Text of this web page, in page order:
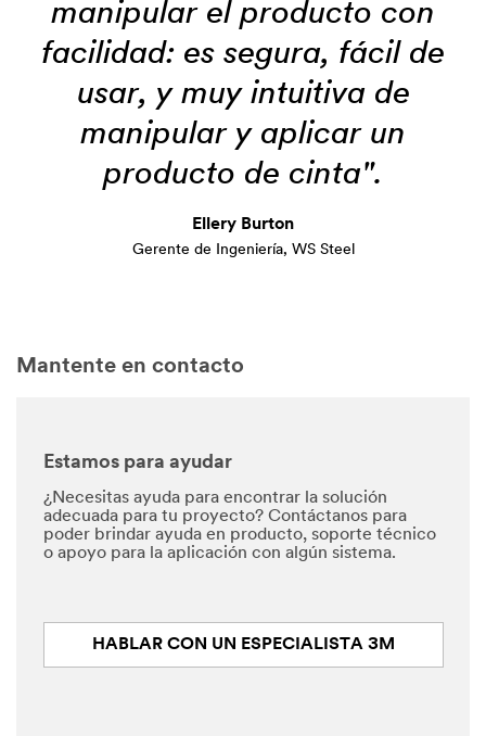
manipular el producto con
facilidad: es segura, fácil de
usar, y muy intuitiva de
manipular y aplicar un
producto de cinta".
Ellery Burton
Gerente de Ingeniería, WS Steel
Mantente en contacto
Estamos para ayudar
¿Necesitas ayuda para encontrar la solución
adecuada para tu proyecto? Contáctanos para
poder brindar ayuda en producto, soporte técnico
o apoyo para la aplicación con algún sistema.
HABLAR CON UN ESPECIALISTA 3M